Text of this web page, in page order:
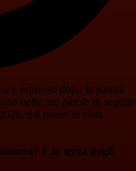
si è espresso dopo la partita
delle sue parole in seguito
dal punto di vista
È la terza negli